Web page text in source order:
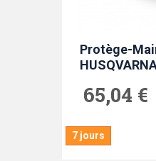
Protège-
65,04 €
7 jours